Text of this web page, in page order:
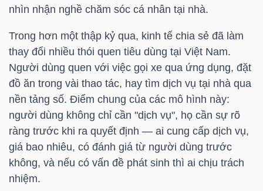
nhìn nhận nghề chăm sóc cá nhân tại nhà.
Trong hơn một thập kỷ qua, kinh tế chia sẻ đã làm
thay đổi nhiều thói quen tiêu dùng tại Việt Nam.
Người dùng quen với việc gọi xe qua ứng dụng, đặt
đồ ăn trong vài thao tác, hay tìm dịch vụ tại nhà qua
nền tảng số. Điểm chung của các mô hình này:
người dùng không chỉ cần "dịch vụ", họ cần sự rõ
ràng trước khi ra quyết định — ai cung cấp dịch vụ,
giá bao nhiêu, có đánh giá từ người dùng trước
không, và nếu có vấn đề phát sinh thì ai chịu trách
nhiệm.
DƯƠNG
TÀI
CHÍNH
CÁ
NHÂN
PHÂN
TÍCH